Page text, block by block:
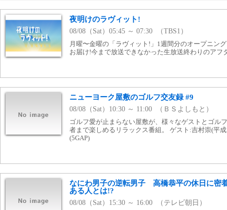
夜明けのラヴィット!
08/08（Sat）05:45 ～ 07:30 （TBS1）
月曜〜金曜の「ラヴィット!」1週間分のオープニン
お届け!今まで放送できなかった生放送終わりのアフ
ニューヨーク屋敷のゴルフ交友録 #9
08/08（Sat）10:30 ～ 11:00 （ＢＳよしもと）
ゴルフ愛が止まらない屋敷が、様々なゲストとゴル
者まで楽しめるリラックス番組。 ゲスト:吉村崇(平
(5GAP)
なにわ男子の逆転男子 高橋恭平の休日に密
ある人とは!?
08/08（Sat）15:30 ～ 16:00 （テレビ朝日）